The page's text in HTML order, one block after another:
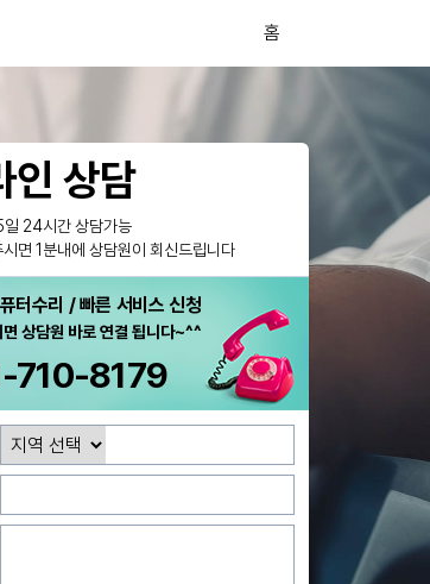
홈
인 상담
24시간 상담가능
면 1분내에 상담원이 회신드립니다
터수리 / 빠른 서비스 신청
면 상담원 바로 연결 됩니다~^^
710-8179